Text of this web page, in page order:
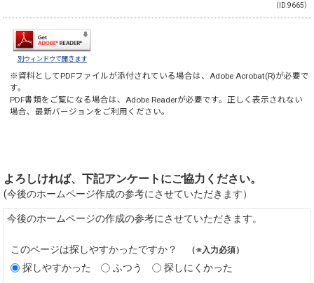
（ID:9665）
別ウィンドウで開きます
※資料としてPDFファイルが添付されている場合は、 Adobe Acrobat(R)が必要で
す。
PDF書類をご覧になる場合は、 Adobe Readerが必要です。正しく表示されない
場合、最新バージョンをご利用ください。